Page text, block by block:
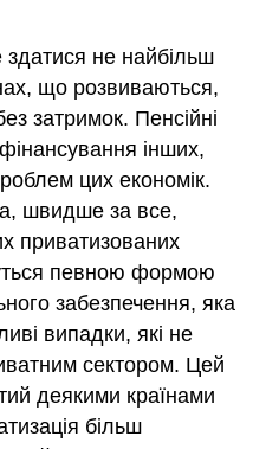
не найбільш
що розвиваються,
затримок. Пенсійні
інших,
цих економік.
швидше за все,
приватизованих
певною формою
забезпечення, яка
випадки, які не
сектором. Цей
деякими країнами
більш